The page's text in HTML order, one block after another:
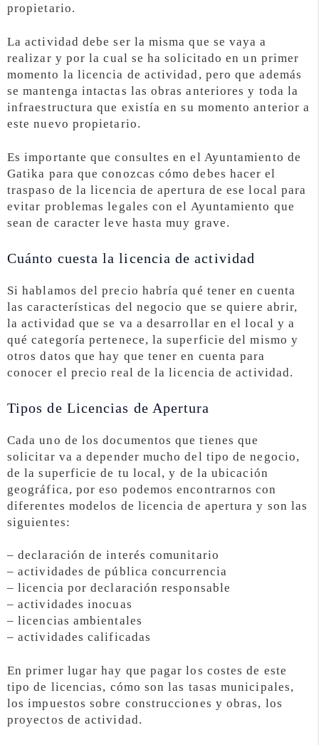
propietario.
La actividad debe ser la misma que se vaya a
realizar y por la cual se ha solicitado en un primer
momento la licencia de actividad, pero que además
se mantenga intactas las obras anteriores y toda la
infraestructura que existía en su momento anterior a
este nuevo propietario.
Es importante que consultes en el Ayuntamiento de
Gatika para que conozcas cómo debes hacer el
traspaso de la licencia de apertura de ese local para
evitar problemas legales con el Ayuntamiento que
sean de caracter leve hasta muy grave.
Cuánto cuesta la licencia de actividad
Si hablamos del precio habría qué tener en cuenta
las características del negocio que se quiere abrir,
la actividad que se va a desarrollar en el local y a
qué categoría pertenece, la superficie del mismo y
otros datos que hay que tener en cuenta para
conocer el precio real de la licencia de actividad.
Tipos de Licencias de Apertura
Cada uno de los documentos que tienes que
solicitar va a depender mucho del tipo de negocio,
de la superficie de tu local, y de la ubicación
geográfica, por eso podemos encontrarnos con
diferentes modelos de licencia de apertura y son las
siguientes:
– declaración de interés comunitario
– actividades de pública concurrencia
– licencia por declaración responsable
– actividades inocuas
– licencias ambientales
– actividades calificadas
En primer lugar hay que pagar los costes de este
tipo de licencias, cómo son las tasas municipales,
los impuestos sobre construcciones y obras, los
proyectos de actividad.